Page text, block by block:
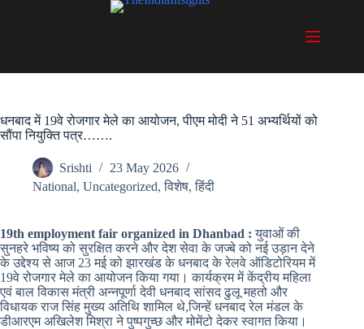
धनबाद में 19वे रोजगार मेले का आयोजन, पीएम मोदी ने 51 अभ्यर्थियों को
सौंपा नियुक्ति पत्र…….
Srishti
23 May 2026
National, Uncategorized,विशेष,हिंदी
19th employment fair organized in Dhanbad : युवाओं की
सुनहरे भविष्य को सुरक्षित करने और देश सेवा के जज्बे को नई उड़ान देने
के उद्देश्य से आज 23 मई को झारखंड के धनबाद के रेलवे ऑडिटोरियम में
19वे रोजगार मेले का आयोजन किया गया। कार्यक्रम में केंद्रीय महिला
एवं बाल विकास मंत्री अन्नपूर्णा देवी धनबाद सांसद ढुलू महतो और
विधायक राज सिंह मुख्य अतिथि शामिल थे,जिन्हें धनबाद रेल मंडल के
डीआरएम अखिलेश मिश्रा ने पुष्पगुच्छ और मोमेंटो देकर स्वागत किया।